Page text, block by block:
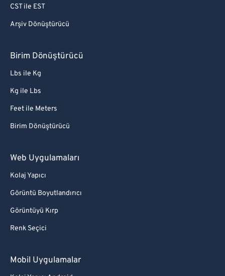
CST ile EST
Arşiv Dönüştürücü
Birim Dönüştürücü
Lbs ile Kg
Kg ile Lbs
Feet ile Meters
Birim Dönüştürücü
Web Uygulamaları
Kolaj Yapıcı
Görüntü Boyutlandırıcı
Görüntüyü Kırp
Renk Seçici
Mobil Uygulamalar